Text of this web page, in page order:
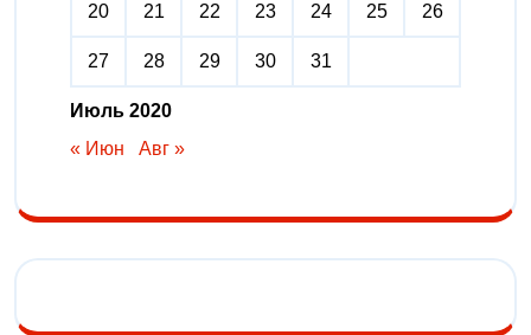
Июль 2020
20 21 22 23 24 25 26
27 28 29 30 31
« Июн Авг »